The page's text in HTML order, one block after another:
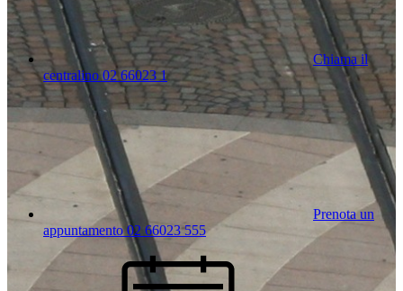
Chiama il
centralino 02 66023 1
Prenota un
appuntamento 02 66023 555